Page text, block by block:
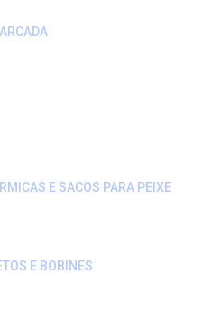
E SACOS PARA PEIXE
E BOBINES